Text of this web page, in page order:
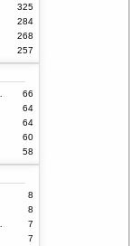
325
284
268
257
66
64
64
60
58
8
8
7
7